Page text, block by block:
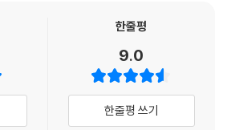
다고 해도 과언이 아니다. 중사각근과 후사각
의 차이뿐이다.
한 번쯤 궁금해했던 근육들을 캐릭터의 질문과
전달한다. 이는 근육 해부학을 공부하는 데
지 읽게 되는 첫 근육 교과서가 될 것이다.
, 관절까지
한줄평
9.0
한줄평 쓰기